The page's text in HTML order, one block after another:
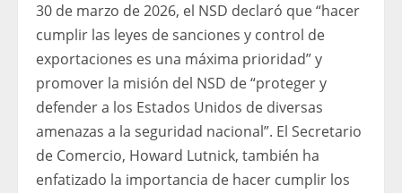
30 de marzo de 2026, el NSD declaró que “hacer
cumplir las leyes de sanciones y control de
exportaciones es una máxima prioridad” y
promover la misión del NSD de “proteger y
defender a los Estados Unidos de diversas
amenazas a la seguridad nacional”. El Secretario
de Comercio, Howard Lutnick, también ha
enfatizado la importancia de hacer cumplir los